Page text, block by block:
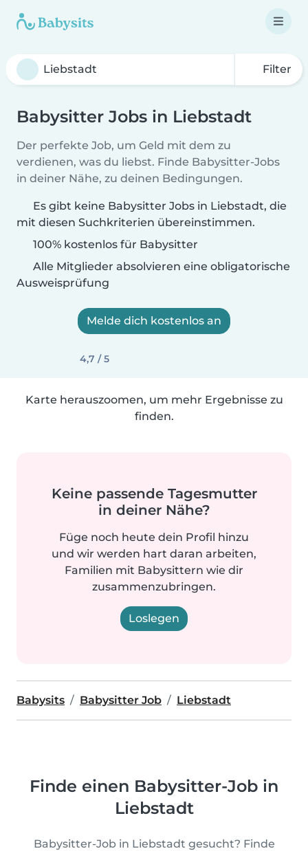
Filter
Babysitter Jobs in Liebstadt
Der perfekte Job, um Geld mit dem zu
verdienen, was du liebst. Finde Babysitter-Jobs
in deiner Nähe, zu deinen Bedingungen.
Es gibt keine Babysitter Jobs in Liebstadt, die
mit diesen Suchkriterien übereinstimmen.
100% kostenlos für Babysitter
Alle Mitglieder absolvieren eine obligatorische
Ausweisprüfung
Melde dich kostenlos an
4,7 / 5
Karte herauszoomen, um mehr Ergebnisse zu
finden.
Keine passende Tagesmutter
in deiner Nähe?
Füge noch heute dein Profil hinzu
und wir werden hart daran arbeiten,
Familien mit Babysittern wie dir
zusammenzubringen.
Loslegen
Babysits Babysitter Job Liebstadt
Finde einen Babysitter-Job in
Liebstadt
Babysitter-Job in Liebstadt gesucht? Finde